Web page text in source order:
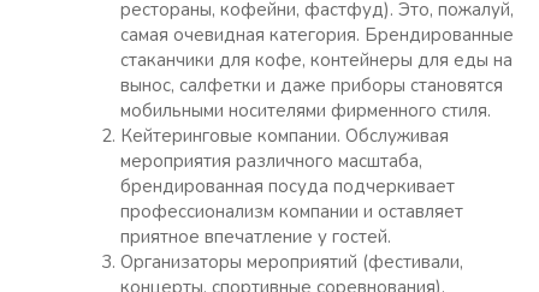
рестораны, кофейни, фастфуд). Это, пожалуй,
самая очевидная категория. Брендированные
стаканчики для кофе, контейнеры для еды на
вынос, салфетки и даже приборы становятся
мобильными носителями фирменного стиля.
Кейтеринговые компании. Обслуживая
мероприятия различного масштаба,
брендированная посуда подчеркивает
профессионализм компании и оставляет
приятное впечатление у гостей.
Организаторы мероприятий (фестивали,